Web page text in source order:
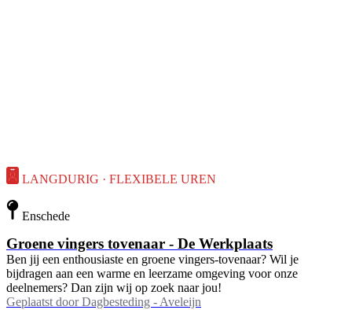
LANGDURIG · FLEXIBELE UREN
Enschede
Groene vingers tovenaar - De Werkplaats
Ben jij een enthousiaste en groene vingers-tovenaar? Wil je
bijdragen aan een warme en leerzame omgeving voor onze
deelnemers? Dan zijn wij op zoek naar jou!
Geplaatst door Dagbesteding - Aveleijn